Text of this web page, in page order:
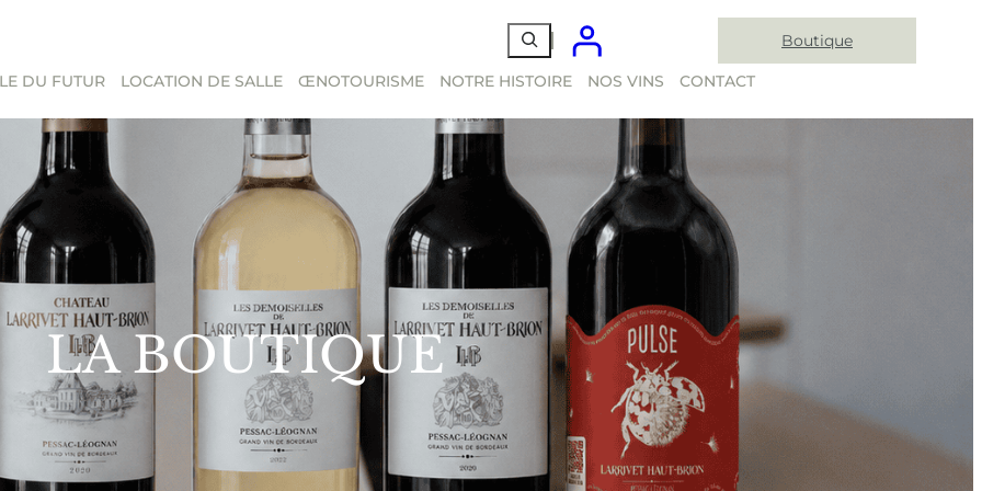
Boutique
DU FUTUR LOCATION DE SALLE ŒNOTOURISME NOTRE HISTOIRE NOS VINS CONTACT
LA BOUTIQUE